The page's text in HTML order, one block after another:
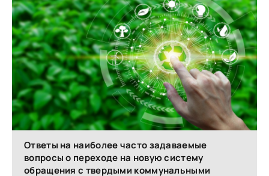
Ответы на наиболее часто задаваемые
вопросы о переходе на новую систему
обращения с твердыми коммунальными